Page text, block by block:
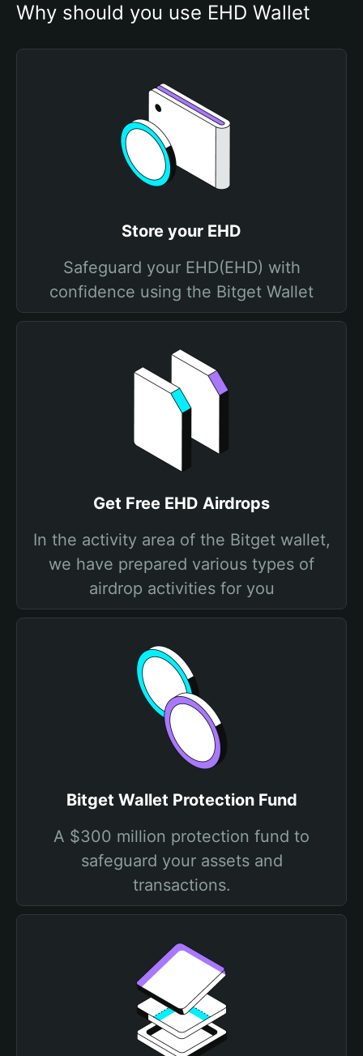
Why should you use EHD Wallet
Store your EHD
Safeguard your EHD(EHD) with
confidence using the Bitget Wallet
Get Free EHD Airdrops
In the activity area of the Bitget wallet,
we have prepared various types of
airdrop activities for you
Bitget Wallet Protection Fund
A $300 million protection fund to
safeguard your assets and
transactions.